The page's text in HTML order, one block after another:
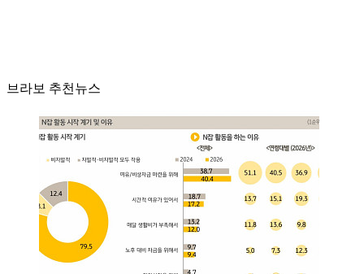
브라보 추천뉴스